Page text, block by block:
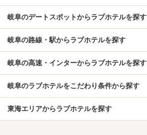
岐阜のデートスポットからラブホテルを探す
岐阜の路線・駅からラブホテルを探す
岐阜の高速・インターからラブホテルを探す
岐阜のラブホテルをこだわり条件から探す
東海エリアからラブホテルを探す